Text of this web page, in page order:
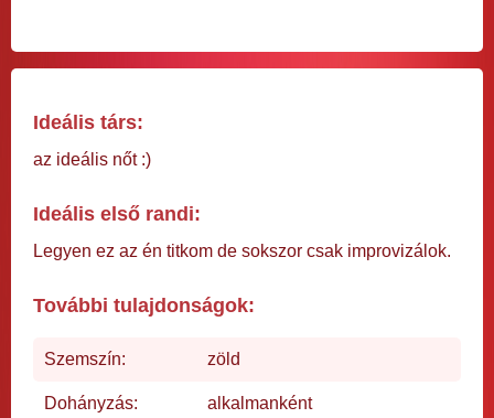
Ideális társ:
az ideális nőt :)
Ideális első randi:
Legyen ez az én titkom de sokszor csak improvizálok.
További tulajdonságok:
Szemszín: zöld
Dohányzás: alkalmanként